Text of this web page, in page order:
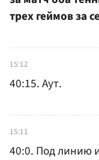
трех геймов за
15:12
40:15. Аут.
15:11
40:0. Под линию